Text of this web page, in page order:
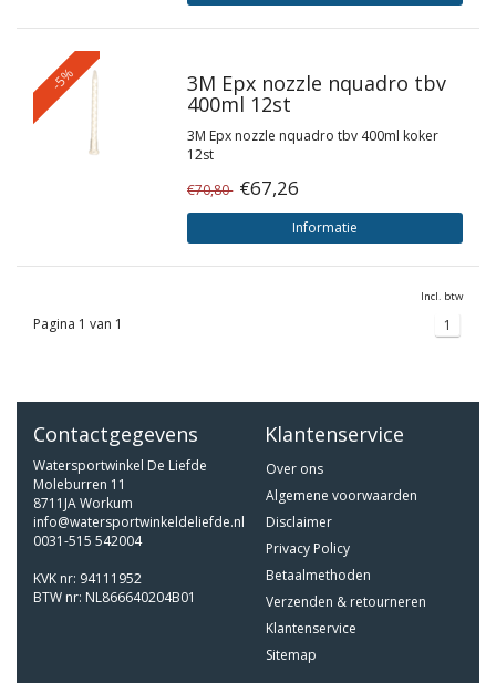
-5% 3M Epx nozzle nquadro tbv
400ml 12st
3M Epx nozzle nquadro tbv 400ml koker
12st
€70,80 €67,26
Informatie
Incl. btw
Pagina 1 van 1 1
Contactgegevens
Watersportwinkel De Liefde
Moleburren 11
8711JA Workum
info@watersportwinkeldeliefde.nl
0031-515 542004
KVK nr: 94111952
BTW nr: NL866640204B01
Klantenservice
Over ons
Algemene voorwaarden
Disclaimer
Privacy Policy
Betaalmethoden
Verzenden & retourneren
Klantenservice
Sitemap